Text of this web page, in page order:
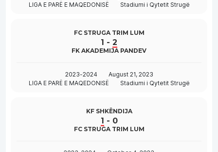
LIGA E PARË E MAQEDONISË
Stadiumi i Qytetit Strugë
FC STRUGA TRIM LUM
1 - 2
FK AKADEMIJA PANDEV
2023-2024
August 21, 2023
LIGA E PARË E MAQEDONISË
Stadiumi i Qytetit Strugë
KF SHKËNDIJA
1 - 0
FC STRUGA TRIM LUM